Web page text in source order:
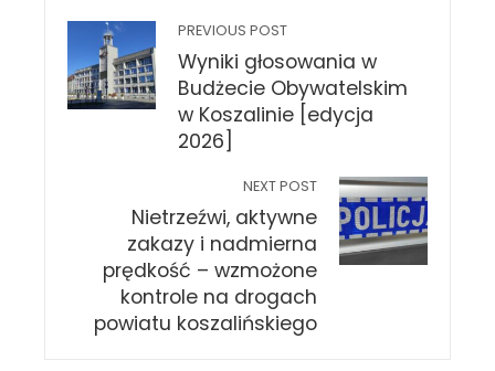
PREVIOUS POST
Wyniki głosowania w
Budżecie Obywatelskim
w Koszalinie [edycja
2026]
NEXT POST
Nietrzeźwi, aktywne
zakazy i nadmierna
prędkość – wzmożone
kontrole na drogach
powiatu koszalińskiego